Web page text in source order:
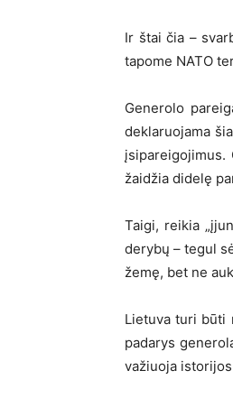
Ir štai čia –
tapome NATO
Generolo
deklaruojama
įsipareigojimus.
žaidžia didelę
Taigi, reikia
derybų – tegul
žemę, bet ne
Lietuva turi būti
padarys
važiuoja